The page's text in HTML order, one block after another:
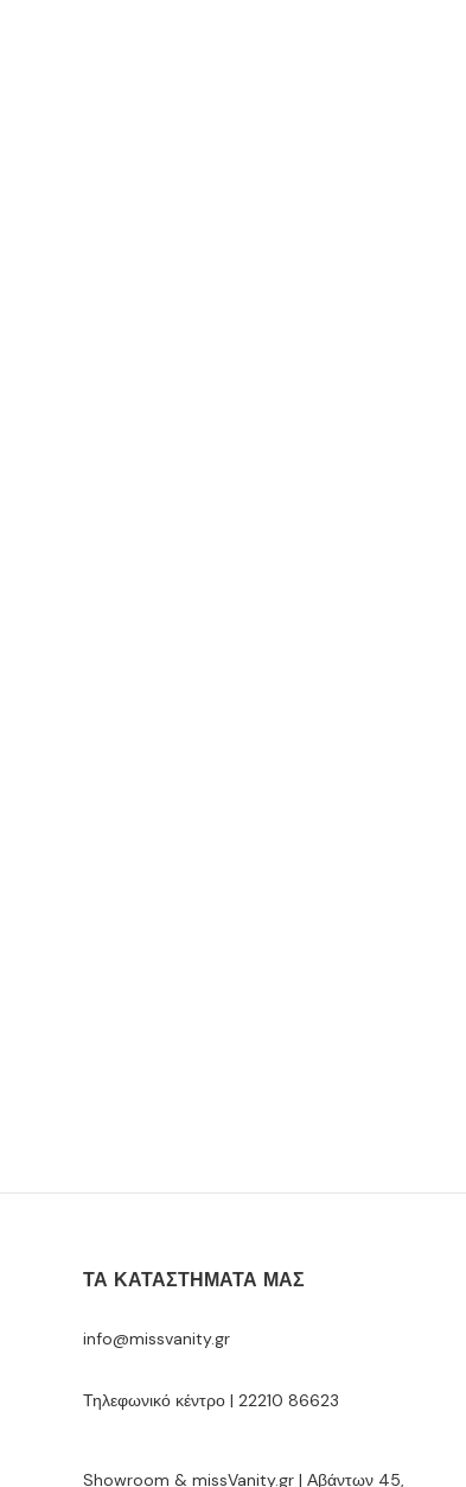
ΤΑ ΚΑΤΑΣΤΉΜΑΤΆ ΜΑΣ
info@missvanity.gr
Τηλεφωνικό κέντρο | 22210 86623
Showroom & missVanity.gr | Αβάντων 45,